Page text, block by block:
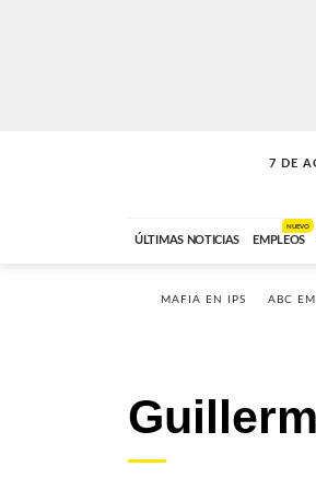
7 DE
ÚLTIMAS NOTICIAS EMPLEOS
NUEVO
MAFIA EN IPS ABC